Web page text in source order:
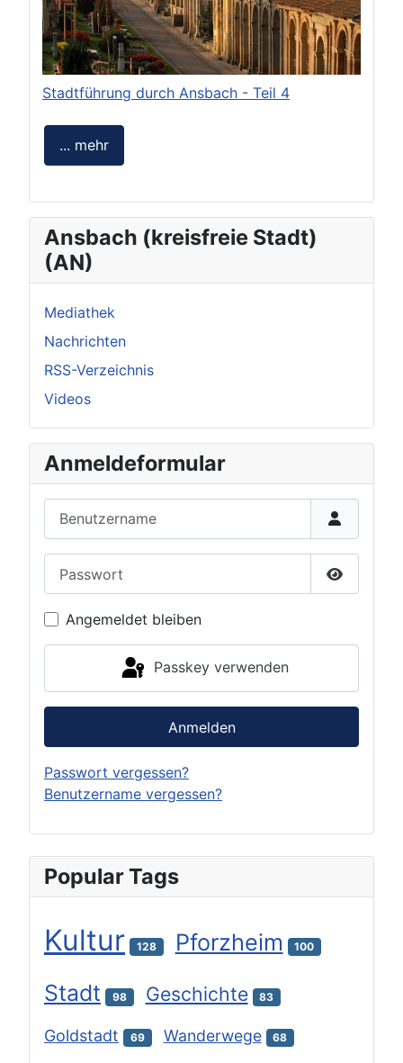
Stadtführung durch Ansbach - Teil 4
... mehr
Ansbach (kreisfreie Stadt)
(AN)
Mediathek
Nachrichten
RSS-Verzeichnis
Videos
Anmeldeformular
Passwort
Angemeldet bleiben
Passkey verwenden
Anmelden
Passwort vergessen?
Benutzername vergessen?
Popular Tags
Kultur 128 Pforzheim 100
Stadt 98 Geschichte 83
Goldstadt 69 Wanderwege 68